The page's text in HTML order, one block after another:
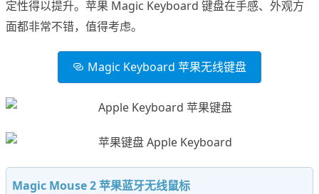
定性得以提升。苹果 Magic Keyboard 键盘在手感、外观方
面都非常不错，值得考虑。
Magic Keyboard 苹果无线键盘
Magic Mouse 2 苹果蓝牙无线鼠标